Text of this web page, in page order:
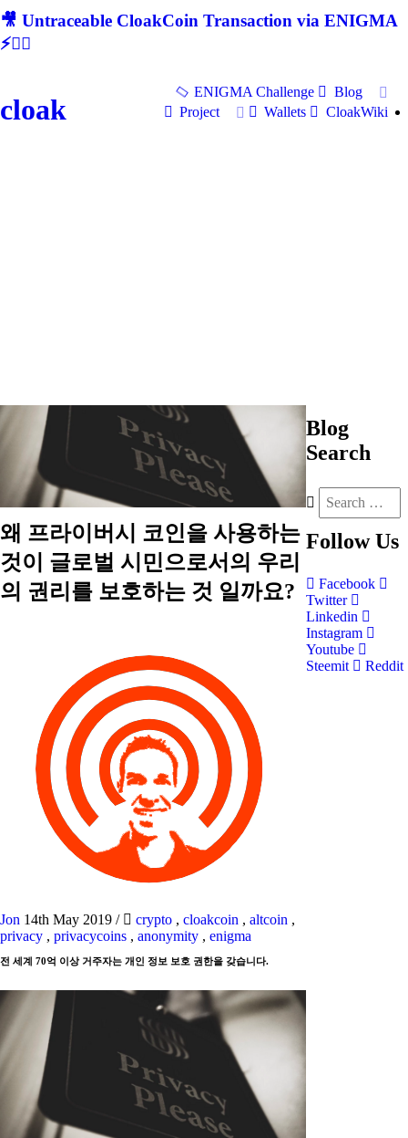
🎥 Untraceable CloakCoin Transaction via ENIGMA
⚡🕵‍♂
cloak
ENIGMA Challenge
Blog
Project
Wallets CloakWiki
왜 프라이버시 코인을 사용하는
것이 글로벌 시민으로서의 우리
의 권리를 보호하는 것 일까요?
Jon 14th May 2019 / crypto , cloakcoin , altcoin ,
privacy , privacycoins , anonymity , enigma
전 세계 70억 이상 거주자는 개인 정보 보호 권한을 갖습니다.
Blog
Search
Follow Us
Facebook
Twitter
Linkedin
Instagram
Youtube
Steemit
Reddit